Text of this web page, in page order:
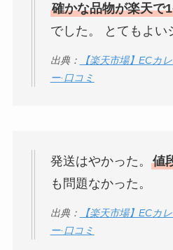
確かな品物が楽天で
でした。 とてもよい
出典：
【楽天市場】ECカ
ー·口コミ
発送はやかった。 値
も問題なかった。
出典：
【楽天市場】ECカ
ー·口コミ